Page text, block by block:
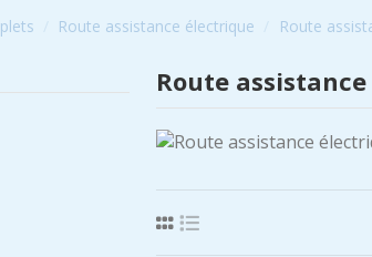
Route assistance électrique Route
Route